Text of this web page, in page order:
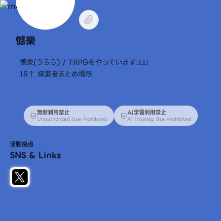
憾樂
憾樂(うらら) / TRPGをやっています✊🏻🎶
18↑ 探索者まとめ場所
無断利用禁止
Unauthorized Use Prohibited
AI学習利用禁止
AI Training Use Prohibited
活動拠点
SNS & Links